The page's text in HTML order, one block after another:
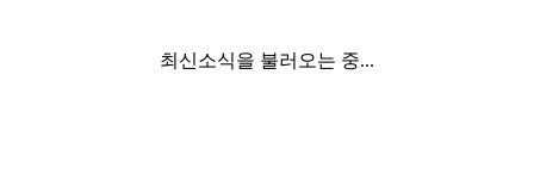
최신소식을 불러오는 중...